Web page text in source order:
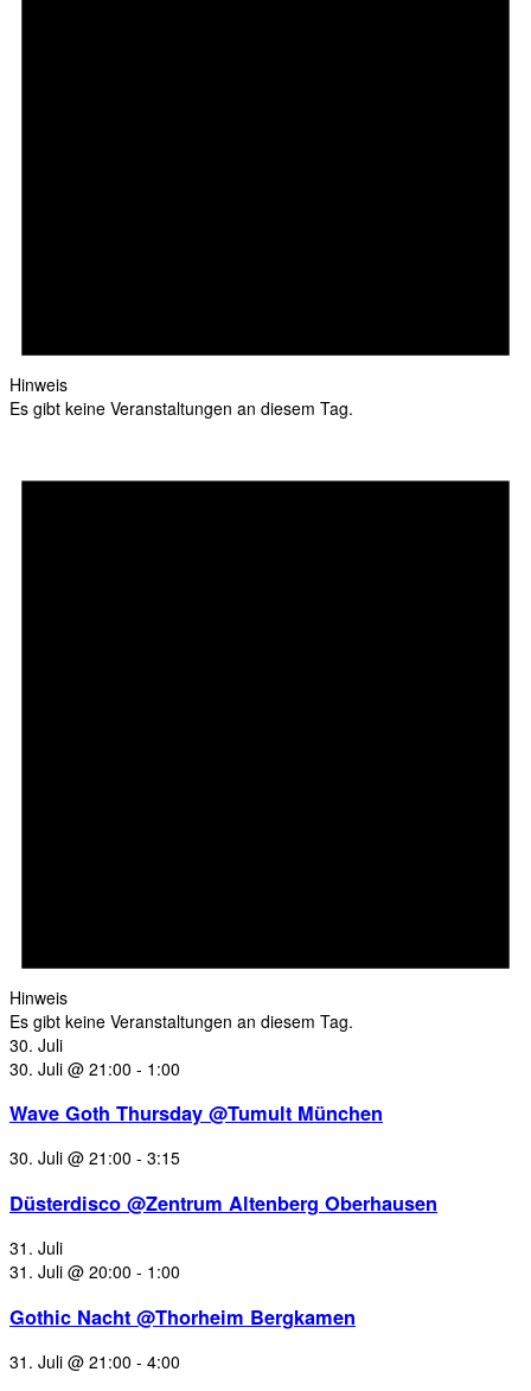
Hinweis
Es gibt keine Veranstaltungen an diesem Tag.
Hinweis
Es gibt keine Veranstaltungen an diesem Tag.
30. Juli
30. Juli @ 21:00 - 1:00
Wave Goth Thursday @Tumult München
30. Juli @ 21:00 - 3:15
Düsterdisco @Zentrum Altenberg Oberhausen
31. Juli
31. Juli @ 20:00 - 1:00
Gothic Nacht @Thorheim Bergkamen
31. Juli @ 21:00 - 4:00